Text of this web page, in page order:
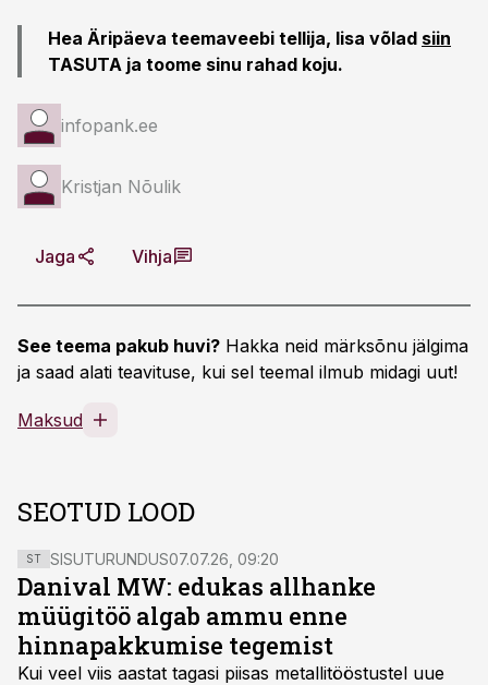
Hea Äripäeva teemaveebi tellija, lisa võlad siin
TASUTA ja toome sinu rahad koju.
infopank.ee
Kristjan Nõulik
Jaga Vihja
See teema pakub huvi? Hakka neid märksõnu jälgima
ja saad alati teavituse, kui sel teemal ilmub midagi uut!
Maksud
SEOTUD LOOD
ST SISUTURUNDUS07.07.26, 09:20
Danival MW: edukas allhanke
müügitöö algab ammu enne
hinnapakkumise tegemist
Kui veel viis aastat tagasi piisas metallitööstustel uue